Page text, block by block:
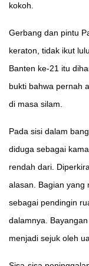
kokoh.
Gerbang dan pintu
keraton, tidak ikut
Banten ke-21 itu
bukti bahwa pernah
di masa silam.
Pada sisi dalam
diduga sebagai
rendah dari.
alasan. Bagian yang
sebagai pendingin
dalamnya.
menjadi sejuk oleh